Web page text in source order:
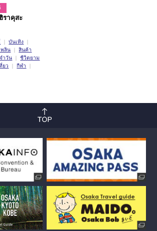
ราคุสะ
บันเทิง
พลิน
สินค้า
ำวัน
ชีวิตยาม
ยว
กีฬา